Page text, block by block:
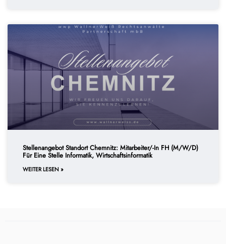
Stellenangebot Standort Chemnitz: Mitarbeiter/-In FH (m/w/d)
Für Eine Stelle Informatik, Wirtschaftsinformatik
WEITER LESEN »